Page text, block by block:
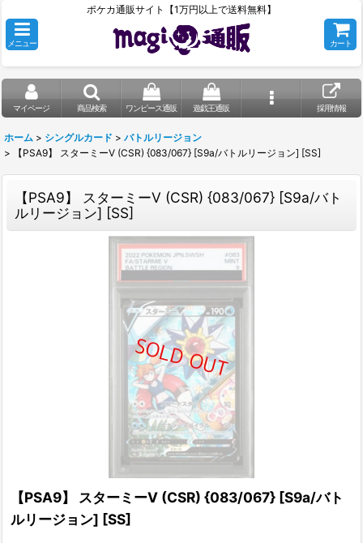
ポケカ通販サイト【1万円以上で送料無料】
メニュー カート
マイページ 商品検索 ワンピース通販 遊戯王通販 採用情報
ホーム > シングルカード > バトルリージョン
>
【PSA9】 スターミーV (CSR) {083/067} [S9a/バトルリージョン] [SS]
【PSA9】 スターミーV (CSR) {083/067} [S9a/バト
ルリージョン] [SS]
【PSA9】 スターミーV (CSR) {083/067} [S9a/バト
ルリージョン] [SS]